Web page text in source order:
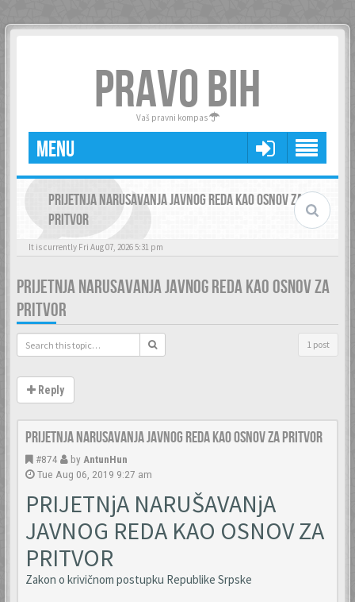
PRAVO BIH
Vaš pravni kompas
MENU
PRIJETNJA NARUSAVANJA JAVNOG REDA KAO OSNOV ZA
PRITVOR
It is currently Fri Aug 07, 2026 5:31 pm
PRIJETNJA NARUSAVANJA JAVNOG REDA KAO OSNOV ZA
PRITVOR
1 post
Reply
Prijetnja narusavanja javnog reda kao osnov za pritvor
#874 by AntunHun
Tue Aug 06, 2019 9:27 am
PRIJETNjA NARUŠAVANjA
JAVNOG REDA KAO OSNOV ZA
PRITVOR
Zakon o krivičnom postupku Republike Srpske